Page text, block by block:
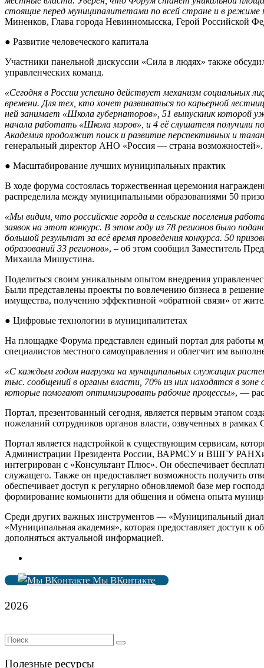
стоящие перед муниципалитетами по всей стране и в
Миненков, Глава города Невинномысска, Герой Российской
● Развитие человеческого капитала
Участники панельной дискуссии «Сила в людях» также
управленческих команд.
«Сегодня в России успешно действует механизм
времени. Для тех, кто хочет развиваться по карьерной
ней занимает «Школа губернаторов», 51 выпускник которой
начала работать «Школа мэров», и 4 её слушателя получили
Академия продолжит поиск и развитие перспективных и
генеральный директор АНО «Россия — страна возможностей».
● Масштабирование лучших муниципальных практик
В ходе форума состоялась торжественная церемония
распределила между муниципальными образованиями 50
«Мы видим, что российские города и сельские поселения
заявок на этот конкурс. В этом году из 78 регионов было
большой результат за всё время проведения конкурса. 50
образований 33 регионов», – об этом сообщил Заместитель
Михаила Мишустина.
Поделиться своим уникальным опытом внедрения
Были представлены проекты по вовлечению бизнеса в
имущества, получению эффективной «обратной связи» от
● Цифровые технологии в муниципалитетах
На площадке Форума представлен единый портал для
специалистов местного самоуправления и облегчит им
«С каждым годом нагрузка на муниципальных служащих
тыс. сообщений в органы власти, 70% из них находятся в
которые помогают оптимизировать рабочие процессы», —
Портал, презентованный сегодня, является первым этапом
пожеланий сотрудников органов власти, озвученных в
Портал является надстройкой к существующим сервисам,
Администрации Президента России, ВАРМСУ и ВШГУ
интегрирован с «Консультант Плюс». Он обеспечивает
служащего. Также он предоставляет возможность получить
обеспечивает доступ к регулярно обновляемой базе мер
формирование комьюнити для общения и обмена опыта
Среди других важных инструментов — «Муниципальный
«Муниципальная академия», которая предоставляет доступ
дополняться актуальной информацией.
Мы ВКонтакте
2026
Полезные ресурсы